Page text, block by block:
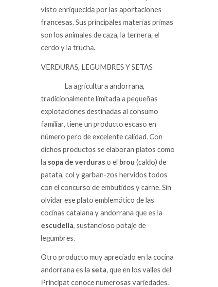
visto enriquecida por las aportaciones
francesas. Sus principales materias primas
son los animales de caza, la ternera, el
cerdo y la trucha.
VERDURAS, LEGUMBRES Y SETAS
La agricultura andorrana,
tradicionalmente limitada a pequeñas
explotaciones destinadas al consumo
familiar, tiene un producto escaso en
número pero de excelente calidad. Con
dichos productos se elaboran platos como
la sopa de verduraso el brou (caldo) de
patata, col y garban-zos hervidos todos
con el concurso de embutidos y carne. Sin
olvidar ese plato emblemático de las
cocinas catalana y andorrana que es la
escudella, sustancioso potaje de
legumbres.
Otro producto muy apreciado en la cocina
andorrana es la seta, que en los valles del
Principat conoce numerosas variedades.